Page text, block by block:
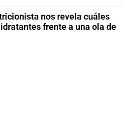
nos revela cuáles
frente a una ola de